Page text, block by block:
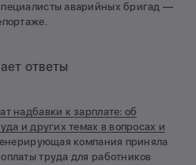
аварийных бригад —
ответы
надбавки к зарплате: об
и других темах в вопросах и
компания приняла
труда для работников